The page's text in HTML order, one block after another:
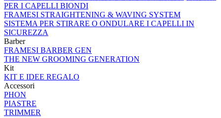
PER I CAPELLI BIONDI
FRAMESI STRAIGHTENING & WAVING SYSTEM
SISTEMA PER STIRARE O ONDULARE I CAPELLI IN
SICUREZZA
Barber
FRAMESI BARBER GEN
THE NEW GROOMING GENERATION
Kit
KIT E IDEE REGALO
Accessori
PHON
PIASTRE
TRIMMER